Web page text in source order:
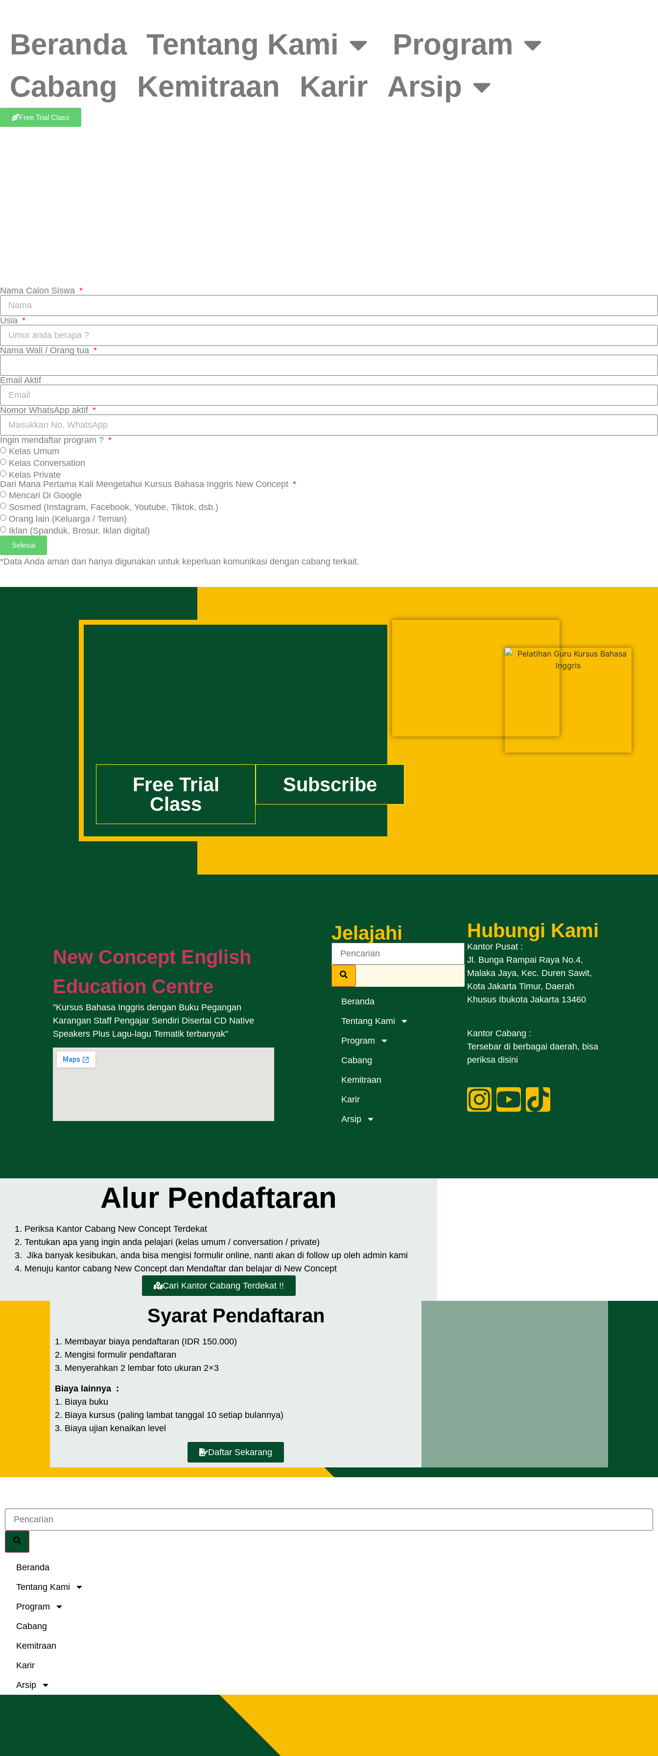
Beranda Tentang Kami
Program
Cabang
Kemitraan Karir Arsip
Free Trial Class
Nama Calon Siswa
Usia
Nama Wali / Orang tua
Email Aktif
Nomor WhatsApp aktif
Ingin mendaftar program ?
Kelas Umum
Kelas Conversation
Kelas Private
Dari Mana Pertama Kali Mengetahui Kursus Bahasa Inggris New Concept
Mencari Di Google
Sosmed (Instagram, Facebook, Youtube, Tiktok, dsb.)
Orang lain (Keluarga / Teman)
Iklan (Spanduk, Brosur, Iklan digital)
Selesai
*Data Anda aman dan hanya digunakan untuk keperluan komunikasi dengan cabang terkait.
Free Trial
Class
Subscribe
New Concept English
Education Centre
"Kursus Bahasa Inggris dengan Buku Pegangan
Karangan Staff Pengajar Sendiri Disertai CD Native
Speakers Plus Lagu-lagu Tematik terbanyak"
Jelajahi
Beranda
Tentang Kami
Program
Cabang
Kemitraan
Karir
Arsip
Hubungi Kami
Kantor Pusat :
Jl. Bunga Rampai Raya No.4,
Malaka Jaya, Kec. Duren Sawit,
Kota Jakarta Timur, Daerah
Khusus Ibukota Jakarta 13460
Kantor Cabang :
Tersebar di berbagai daerah, bisa
periksa disini
Alur Pendaftaran
Periksa Kantor Cabang New Concept Terdekat
Tentukan apa yang ingin anda pelajari (kelas umum / conversation / private)
Jika banyak kesibukan, anda bisa mengisi formulir online, nanti akan di follow up oleh admin kami
Menuju kantor cabang New Concept dan Mendaftar dan belajar di New Concept
Cari Kantor Cabang Terdekat !!
Syarat Pendaftaran
1. Membayar biaya pendaftaran (IDR 150.000)
2. Mengisi formulir pendaftaran
3. Menyerahkan 2 lembar foto ukuran 2×3
Biaya lainnya :
1. Biaya buku
2. Biaya kursus (paling lambat tanggal 10 setiap bulannya)
3. Biaya ujian kenaikan level
Daftar Sekarang
Beranda
Tentang Kami
Program
Cabang
Kemitraan
Karir
Arsip